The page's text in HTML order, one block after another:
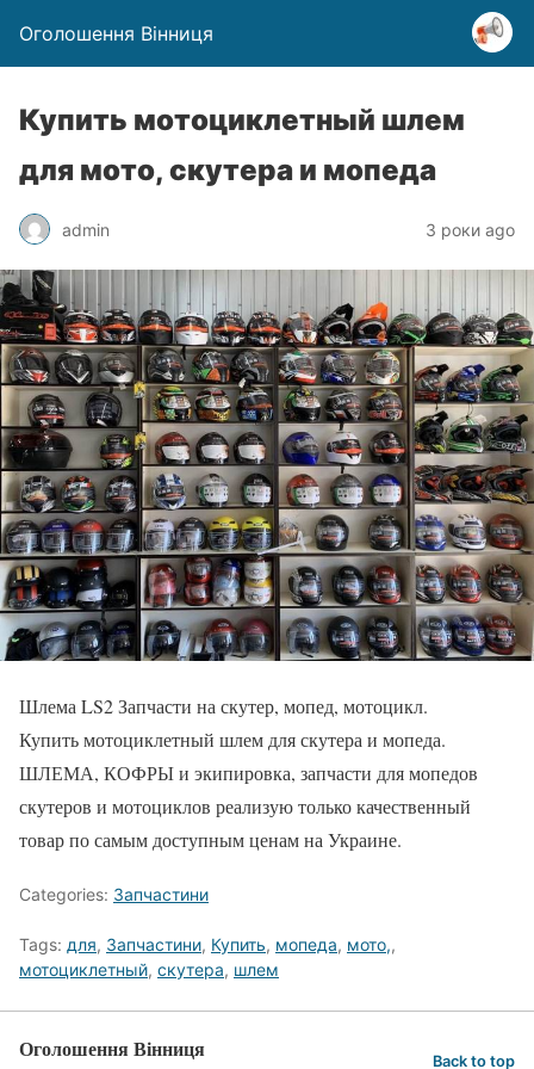
Оголошення Вінниця
Купить мотоциклетный шлем
для мото, скутера и мопеда
admin 3 роки ago
Шлема LS2 Запчасти на скутер, мопед, мотоцикл.
Купить мотоциклетный шлем для скутера и мопеда.
ШЛЕМА, КОФРЫ и экипировка, запчасти для мопедов
скутеров и мотоциклов реализую только качественный
товар по самым доступным ценам на Украине.
Categories: Запчастини
Tags: для, Запчастини, Купить, мопеда, мото,,
мотоциклетный, скутера, шлем
Оголошення Вінниця Back to top